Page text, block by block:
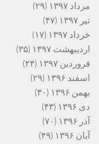
مرداد ۱۳۹۷
(۲۹)
تیر ۱۳۹۷
(۴۷)
خرداد ۱۳۹۷
(۱۷)
اردیبهشت ۱۳۹۷
(۳۵)
فروردین ۱۳۹۷
(۲۴)
اسفند ۱۳۹۶
(۲۹)
بهمن ۱۳۹۶
(۳۰)
دی ۱۳۹۶
(۴۳)
آذر ۱۳۹۶
(۷۰)
آبان ۱۳۹۶
(۴۹)